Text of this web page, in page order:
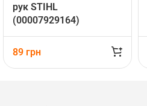
рук STIHL
(00007929164)
89 грн